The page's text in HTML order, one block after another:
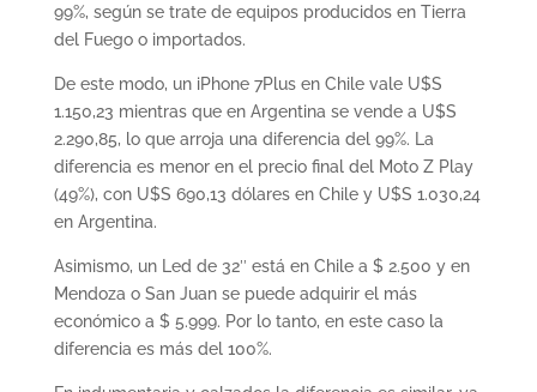
99%, según se trate de equipos producidos en Tierra
del Fuego o importados.
De este modo, un iPhone 7Plus en Chile vale U$S
1.150,23 mientras que en Argentina se vende a U$S
2.290,85, lo que arroja una diferencia del 99%. La
diferencia es menor en el precio final del Moto Z Play
(49%), con U$S 690,13 dólares en Chile y U$S 1.030,24
en Argentina.
Asimismo, un Led de 32″ está en Chile a $ 2.500 y en
Mendoza o San Juan se puede adquirir el más
económico a $ 5.999. Por lo tanto, en este caso la
diferencia es más del 100%.